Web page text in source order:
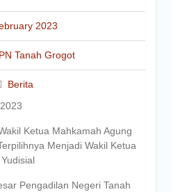
2023
Tanah Grogot
Berita
Ketua Mahkamah Agung
Menjadi Wakil Ketua
Pengadilan Negeri Tanah